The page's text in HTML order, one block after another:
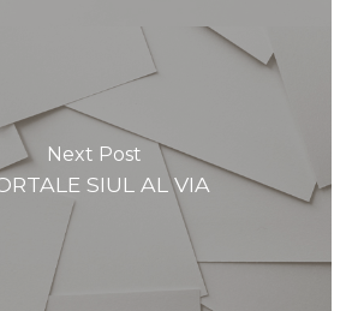
Next Post
SIUL AL VIA